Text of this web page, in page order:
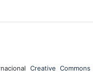
Creative Commons